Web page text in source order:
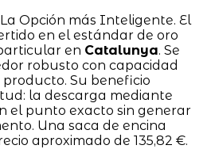
Opción más Inteligente. El
en el estándar de oro
en Catalunya. Se
robusto con capacidad
Su beneficio
la descarga mediante
el punto exacto sin generar
Una saca de encina
aproximado de 135,82 €.